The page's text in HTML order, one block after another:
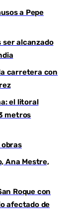
a Pepe
ser alcanzado
carretera con
el litoral
metros
obras
Ana Mestre,
Roque con
afectado de